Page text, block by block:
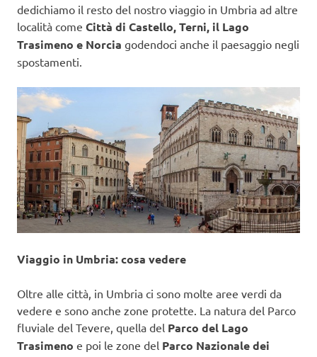
dedichiamo il resto del nostro viaggio in Umbria ad altre
località come Città di Castello, Terni, il Lago
Trasimeno e Norcia godendoci anche il paesaggio negli
spostamenti.
Viaggio in Umbria: cosa vedere
Oltre alle città, in Umbria ci sono molte aree verdi da
vedere e sono anche zone protette. La natura del Parco
fluviale del Tevere, quella del Parco del Lago
Trasimeno e poi le zone del Parco Nazionale dei